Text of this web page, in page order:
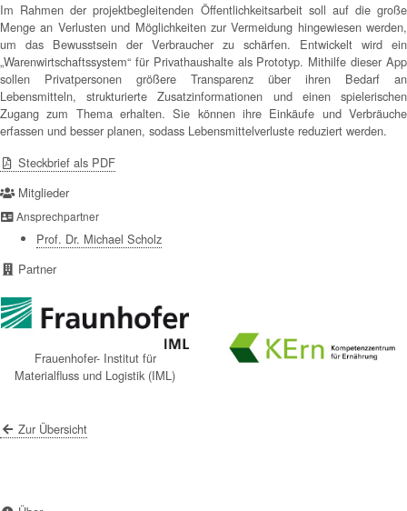
Im Rahmen der projektbegleitenden Öffentlichkeitsarbeit soll auf die große
Menge an Verlusten und Möglichkeiten zur Vermeidung hingewiesen werden,
um das Bewusstsein der Verbraucher zu schärfen. Entwickelt wird ein
„Warenwirtschaftssystem“ für Privathaushalte als Prototyp. Mithilfe dieser App
sollen Privatpersonen größere Transparenz über ihren Bedarf an
Lebensmitteln, strukturierte Zusatzinformationen und einen spielerischen
Zugang zum Thema erhalten. Sie können ihre Einkäufe und Verbräuche
erfassen und besser planen, sodass Lebensmittelverluste reduziert werden.
Steckbrief als PDF
Mitglieder
Ansprechpartner
Prof. Dr. Michael Scholz
Partner
Frauenhofer- Institut für
Materialfluss und Logistik (IML)
Zur Übersicht